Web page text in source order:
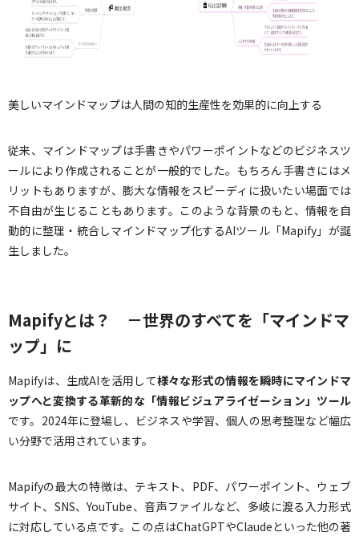
美しいマインドマップは人間の知的生産性を効果的に向上する
従来、マインドマップは手書きやパワーポイントなどのビジネスツ
ールにより作成されることが一般的でした。もちろん手書きにはメ
リットもありますが、膨大な情報をスピーディに扱いたい場面では
不自由が生じることもあります。このような背景のもと、情報を自
動的に整理・統合しマインドマップ化するAIツール「Mapify」が誕
生しました。
Mapifyとは？ －世界のすべてを「マインドマ
ップ」に
Mapifyは、生成AIを活用して様々な形式の情報を瞬時にマインドマ
ップへと変換する革新的な「情報ビジュアライゼーション」ツール
です。2024年に登場し、ビジネスや学習、個人の思考整理など幅広
い分野で活用されています。
Mapifyの最大の特徴は、テキスト、PDF、パワーポイント、ウェブ
サイト、SNS、YouTube、音声ファイルなど、多岐に渡る入力形式
に対応している点です。この点はChatGPTやClaudeといった他の著